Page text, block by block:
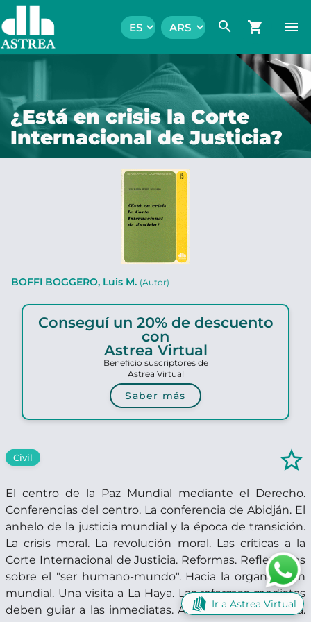
search shopping_cart menu
¿Está en crisis la Corte
Internacional de Justicia?
BOFFI BOGGERO, Luis M. (Autor)
Conseguí un 20% de descuento
con
Astrea Virtual
Beneficio suscriptores de
Astrea Virtual
Saber más
Civil star_border
El centro de la Paz Mundial mediante el Derecho.
Conferencias del centro. La conferencia de Abidján. El
anhelo de la justicia mundial y la época de transición.
La crisis moral. La revolución moral. Las críticas a la
Corte Internacional de Justicia. Reformas. Reflexiones
sobre el "ser humano-mundo". Hacia la organización
mundial. Una visita a La Haya. Las reformas mediatas
deben guiar a las inmediatas. Actividad constructiva.
Ir a Astrea Virtual